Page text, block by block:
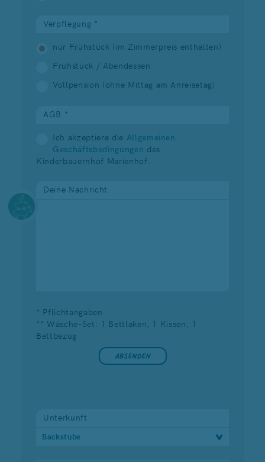
Verpflegung *
nur Frühstück (im Zimmerpreis enthalten)
Frühstück / Abendessen
Vollpension (ohne Mittag am Anreisetag)
AGB *
Ich akzeptiere die Allgemeinen
Geschäftsbedingungen des
Kinderbauernhof Marienhof.
Deine Nachricht
* Pflichtangaben
** Wäsche-Set: 1 Bettlaken, 1 Kissen, 1
Bettbezug
Unterkunft
Backstube